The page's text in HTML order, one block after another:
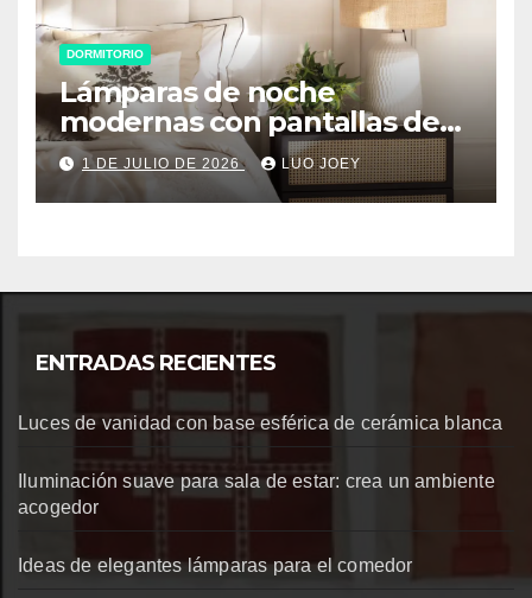
DORMITORIO
Lámparas de noche
modernas con pantallas de
tela
1 DE JULIO DE 2026 LUO JOEY
ENTRADAS RECIENTES
Luces de vanidad con base esférica de cerámica blanca
Iluminación suave para sala de estar: crea un ambiente
acogedor
Ideas de elegantes lámparas para el comedor